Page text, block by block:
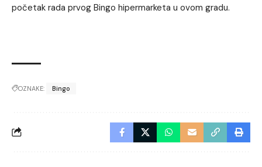
početak rada prvog Bingo hipermarketa u ovom gradu.
OZNAKE: Bingo